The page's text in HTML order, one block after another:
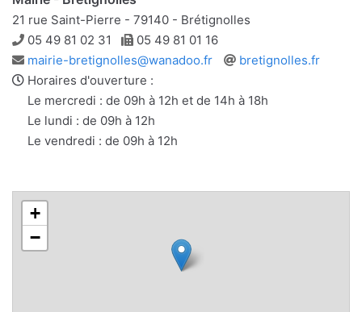
21 rue Saint-Pierre - 79140 - Brétignolles
Téléphone
05 49 81 02 31 Télécopie
05 49 81 01 16
Adresse
e-
mail
mairie-bretignolles@wanadoo.fr
Site
bretignolles.fr
Horaires d'ouverture :
Le mercredi : de 09h à 12h et de 14h à 18h
Le lundi : de 09h à 12h
Le vendredi : de 09h à 12h
+
−